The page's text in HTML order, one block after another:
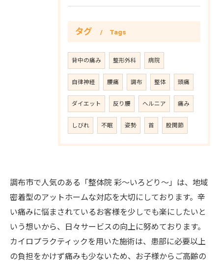
タグ Tags
背中の痛み 整形外科 病院
自律神経 腰痛 調布 整体 頭痛
ダイエット 反り腰 ヘルニア 痛み
しびれ 不眠 姿勢 首 股関節
調布市で人気のある「整体院 彩〜いろどり〜」は、地域
密着型のアットホームな対応を大切にしております。辛
い痛みに悩まされているお客様を少しでも楽にしたいと
いう想いから、日々サービスの向上に努めております。
カイロプラクティックを用いた施術は、患部に必要以上
の負担をかけず痛みも少ないため、お子様からご高齢の